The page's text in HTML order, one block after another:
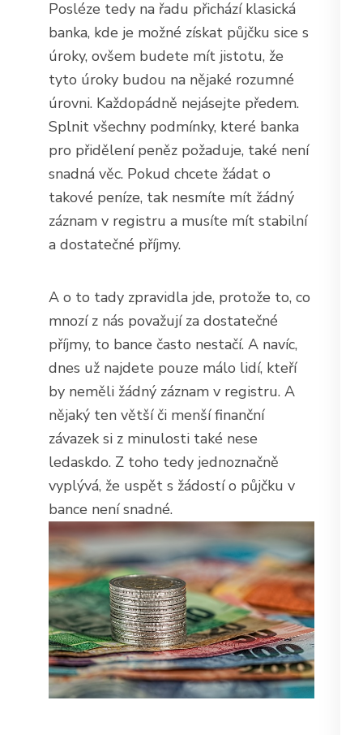
Posléze tedy na řadu přichází klasická
banka, kde je možné získat půjčku sice s
úroky, ovšem budete mít jistotu, že
tyto úroky budou na nějaké rozumné
úrovni. Každopádně nejásejte předem.
Splnit všechny podmínky, které banka
pro přidělení peněz požaduje, také není
snadná věc. Pokud chcete žádat o
takové peníze, tak nesmíte mít žádný
záznam v registru a musíte mít stabilní
a dostatečné příjmy.
A o to tady zpravidla jde, protože to, co
mnozí z nás považují za dostatečné
příjmy, to bance často nestačí. A navíc,
dnes už najdete pouze málo lidí, kteří
by neměli žádný záznam v registru. A
nějaký ten větší či menší finanční
závazek si z minulosti také nese
ledaskdo. Z toho tedy jednoznačně
vyplývá, že uspět s žádostí o půjčku v
bance není snadné.